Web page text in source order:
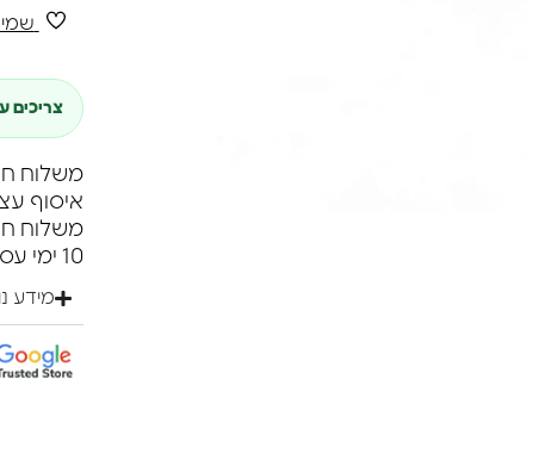
צריכים
משלוח חינם
איסוף
10 ימי עסקים.
מידע